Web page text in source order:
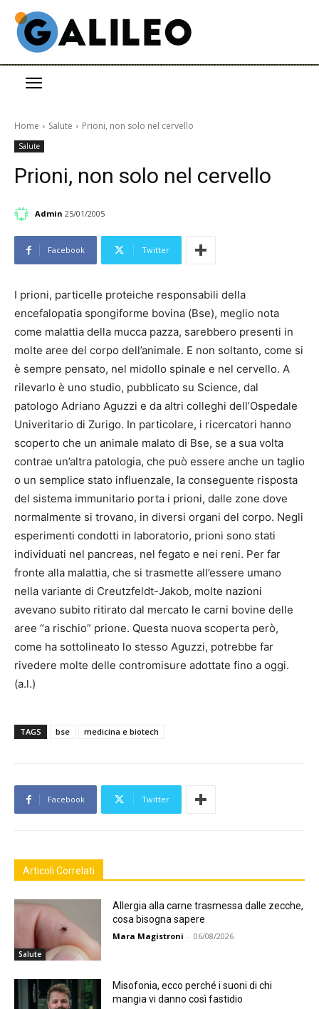
Home Salute Prioni, non solo nel cervello
Salute
Prioni, non solo nel cervello
Admin 25/01/2005
Facebook Twitter
I prioni, particelle proteiche responsabili della
encefalopatia spongiforme bovina (Bse), meglio nota
come malattia della mucca pazza, sarebbero presenti in
molte aree del corpo dell’animale. E non soltanto, come si
è sempre pensato, nel midollo spinale e nel cervello. A
rilevarlo è uno studio, pubblicato su Science, dal
patologo Adriano Aguzzi e da altri colleghi dell’Ospedale
Univeritario di Zurigo. In particolare, i ricercatori hanno
scoperto che un animale malato di Bse, se a sua volta
contrae un’altra patologia, che può essere anche un taglio
o un semplice stato influenzale, la conseguente risposta
del sistema immunitario porta i prioni, dalle zone dove
normalmente si trovano, in diversi organi del corpo. Negli
esperimenti condotti in laboratorio, prioni sono stati
individuati nel pancreas, nel fegato e nei reni. Per far
fronte alla malattia, che si trasmette all’essere umano
nella variante di Creutzfeldt-Jakob, molte nazioni
avevano subito ritirato dal mercato le carni bovine delle
aree “a rischio” prione. Questa nuova scoperta però,
come ha sottolineato lo stesso Aguzzi, potrebbe far
rivedere molte delle contromisure adottate fino a oggi.
(a.l.)
TAGS bse medicina e biotech
Facebook Twitter
Articoli Correlati
Salute
Allergia alla carne trasmessa dalle zecche,
cosa bisogna sapere
Mara Magistroni - 06/08/2026
Misofonia, ecco perché i suoni di chi
mangia vi danno così fastidio